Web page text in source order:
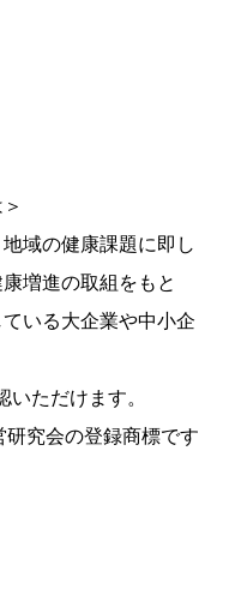
域の健康課題に即し
増進の取組をもと
いる大企業や中小企
ただけます。
究会の登録商標です